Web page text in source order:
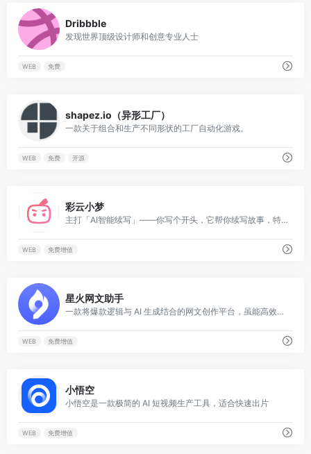
Dribbble
发现世界顶级设计师和创意专业人士
WEB 免费
shapez.io（异形工厂）
一款关于组合和生产不同形状的工厂自动化游戏。
WEB 免费 开源
彩云小梦
主打「AI智能续写」——你写个开头，它帮你续写故事，特别适合网文创作和小说爱好者。
WEB 免费增值
星火网文助手
一款将爆款逻辑与 AI 生成结合的网文创作平台，虽能高效破局但存在订阅成本与隐私风险，建议高级作者尝试“本地大模型+私有知识库”的开源平替方案。
WEB 免费增值
小悟空
小悟空是一款极简的 AI 短视频生产工具，适合快速出片
WEB 免费增值